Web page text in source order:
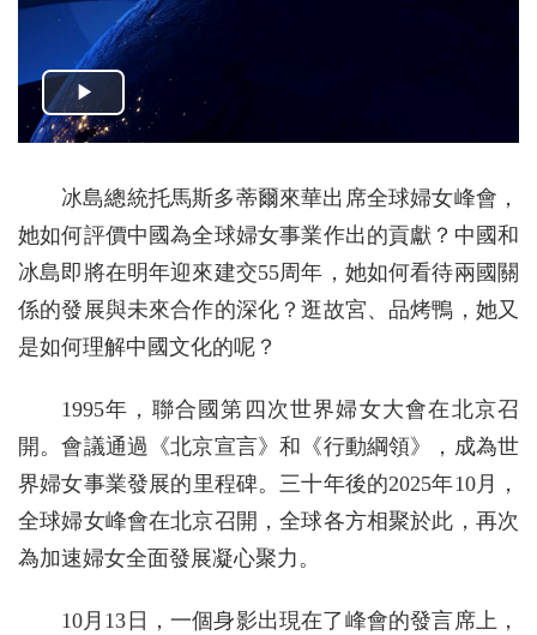
冰島總統托馬斯多蒂爾來華出席全球婦女峰會，
她如何評價中國為全球婦女事業作出的貢獻？中國和
冰島即將在明年迎來建交55周年，她如何看待兩國關
係的發展與未來合作的深化？逛故宮、品烤鴨，她又
是如何理解中國文化的呢？
1995年，聯合國第四次世界婦女大會在北京召
開。會議通過《北京宣言》和《行動綱領》，成為世
界婦女事業發展的里程碑。三十年後的2025年10月，
全球婦女峰會在北京召開，全球各方相聚於此，再次
為加速婦女全面發展凝心聚力。
10月13日，一個身影出現在了峰會的發言席上，